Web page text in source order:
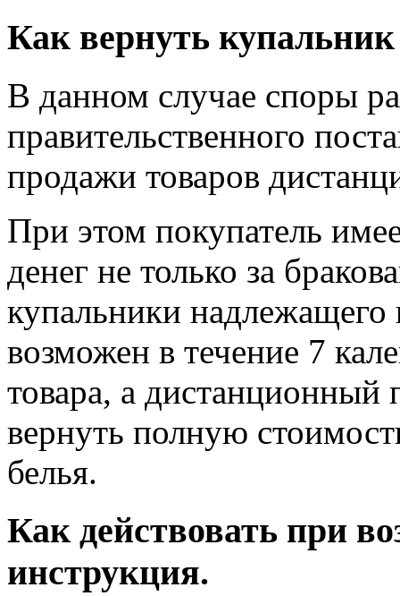
Как вернуть
В данном случае споры
правительственного
продажи товаров
При этом покупатель
денег не только за
купальники надлежащего
возможен в течение 7
товара, а дистанционный
вернуть полную
белья.
Как действовать при
инструкция.